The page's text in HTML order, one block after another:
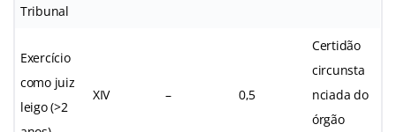
Tribunal
Exercício
como juiz
leigo (>2
XIV – 0,5
Certidão
circunsta
nciada do
órgão